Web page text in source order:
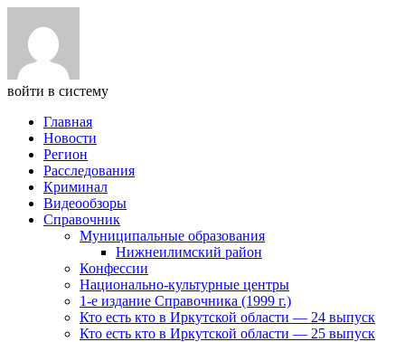
войти в систему
Главная
Новости
Регион
Расследования
Криминал
Видеообзоры
Справочник
Муниципальные образования
Нижнеилимский район
Конфессии
Национально-культурные центры
1-е издание Справочника (1999 г.)
Кто есть кто в Иркутской области — 24 выпуск
Кто есть кто в Иркутской области — 25 выпуск